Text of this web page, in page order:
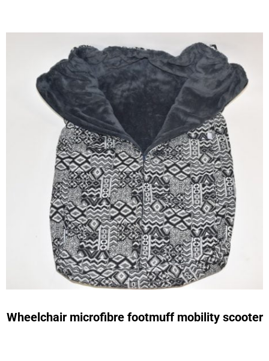
Wheelchair microfibre footmuff mobility scooter